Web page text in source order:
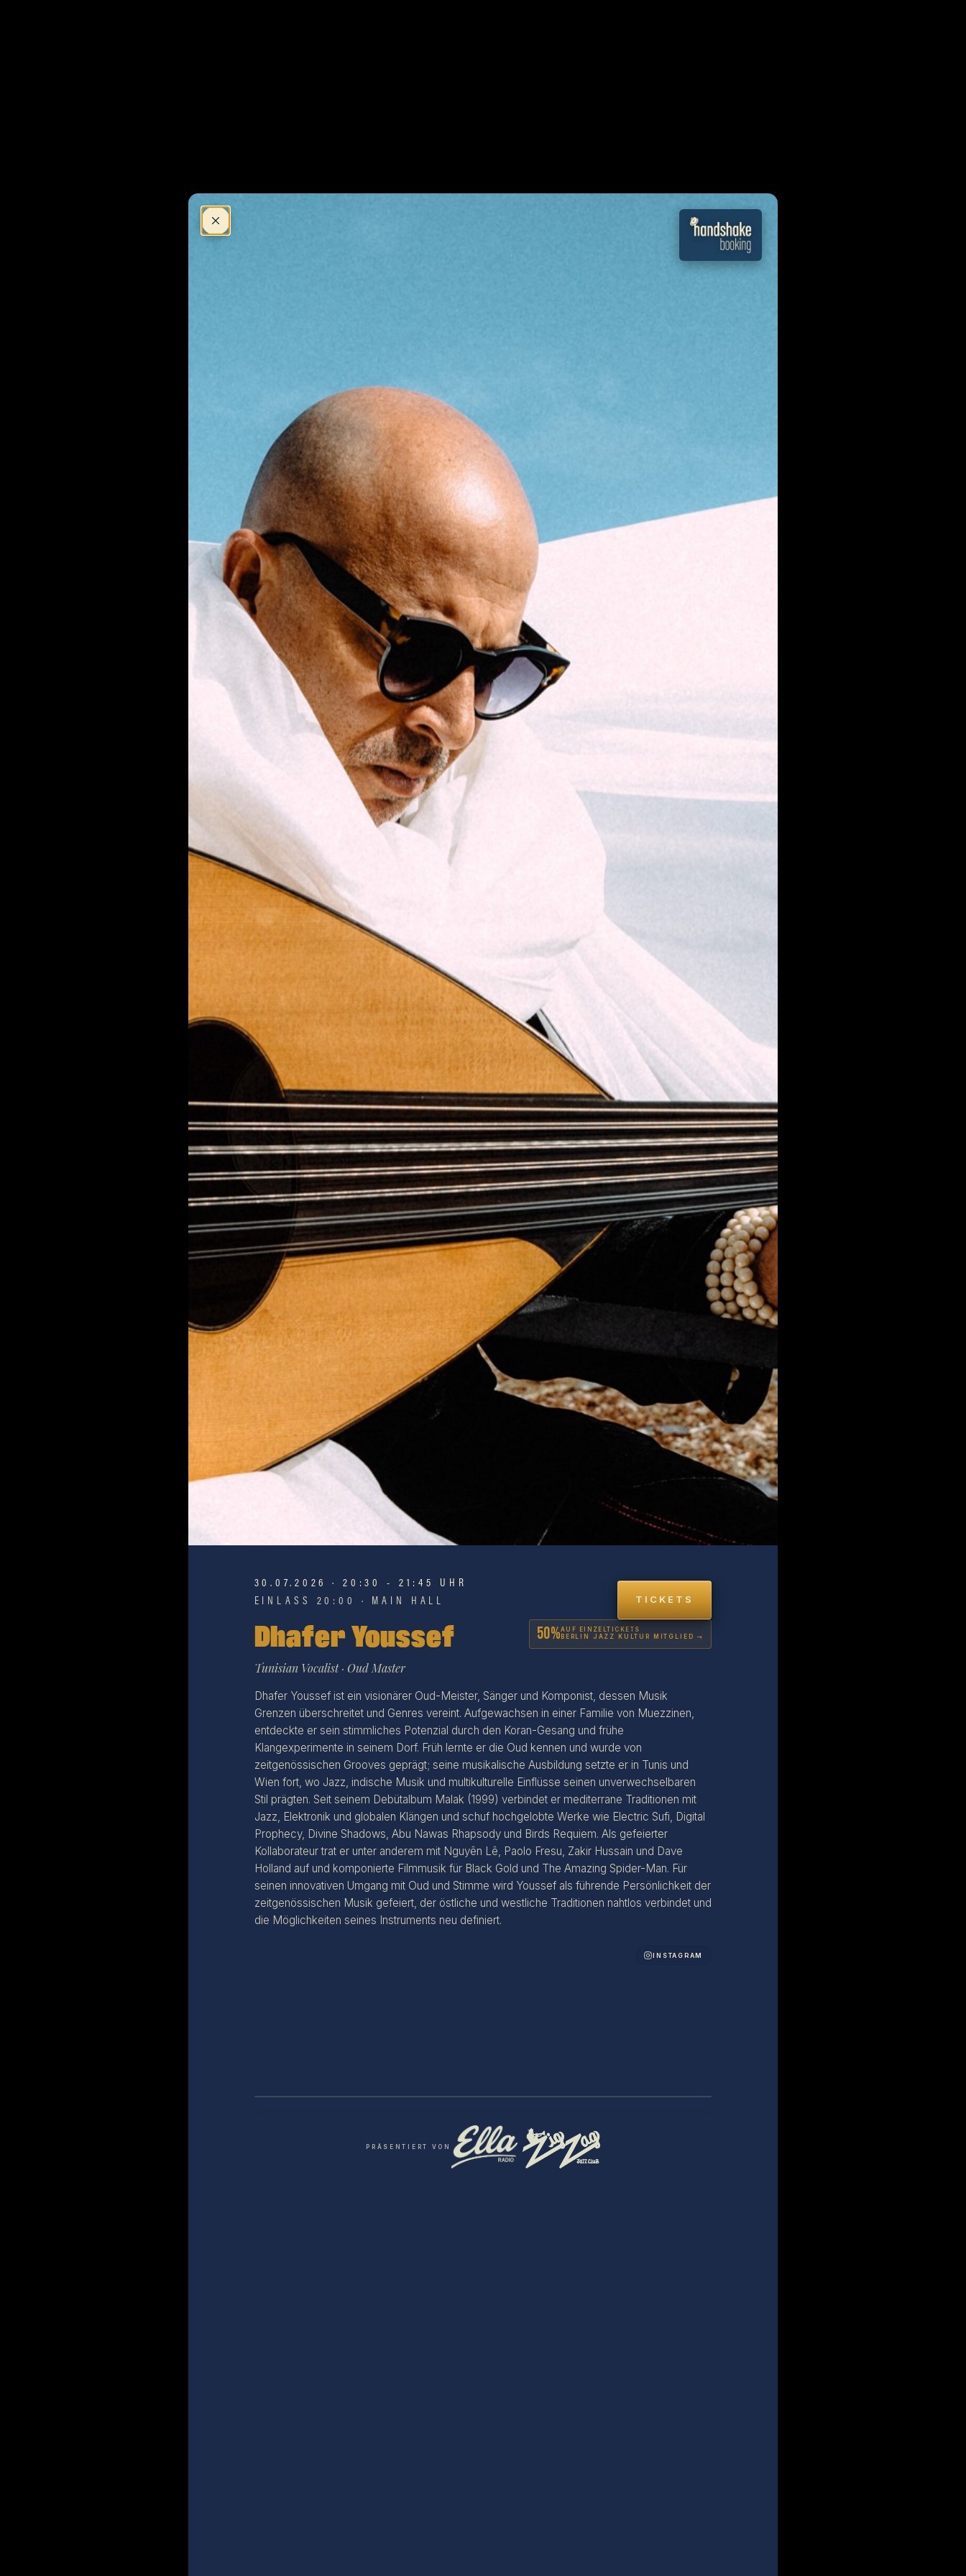
präsentiert
The ZigZag Jazz Festival 2026 · Gasometer Berlin · 20 July to 1 August
20. JULI - 1. AUGUST 2026
Gasometer · Berlin
30.07.2026 · 20:30 - 21:45 UHR
EINLASS 20:00 · MAIN HALL
Dhafer Youssef
TICKETS
50%AUF EINZELTICKETS
BERLIN JAZZ KULTUR MITGLIED →
Tunisian Vocalist · Oud Master
Dhafer Youssef ist ein visionärer Oud-Meister, Sänger und Komponist, dessen Musik
Grenzen überschreitet und Genres vereint. Aufgewachsen in einer Familie von Muezzinen,
entdeckte er sein stimmliches Potenzial durch den Koran-Gesang und frühe
Klangexperimente in seinem Dorf. Früh lernte er die Oud kennen und wurde von
zeitgenössischen Grooves geprägt; seine musikalische Ausbildung setzte er in Tunis und
Wien fort, wo Jazz, indische Musik und multikulturelle Einflüsse seinen unverwechselbaren
Stil prägten. Seit seinem Debütalbum Malak (1999) verbindet er mediterrane Traditionen mit
Jazz, Elektronik und globalen Klängen und schuf hochgelobte Werke wie Electric Sufi, Digital
Prophecy, Divine Shadows, Abu Nawas Rhapsody und Birds Requiem. Als gefeierter
Kollaborateur trat er unter anderem mit Nguyên Lê, Paolo Fresu, Zakir Hussain und Dave
Holland auf und komponierte Filmmusik für Black Gold und The Amazing Spider-Man. Für
seinen innovativen Umgang mit Oud und Stimme wird Youssef als führende Persönlichkeit der
zeitgenössischen Musik gefeiert, der östliche und westliche Traditionen nahtlos verbindet und
die Möglichkeiten seines Instruments neu definiert.
INSTAGRAM
PRÄSENTIERT VON ×